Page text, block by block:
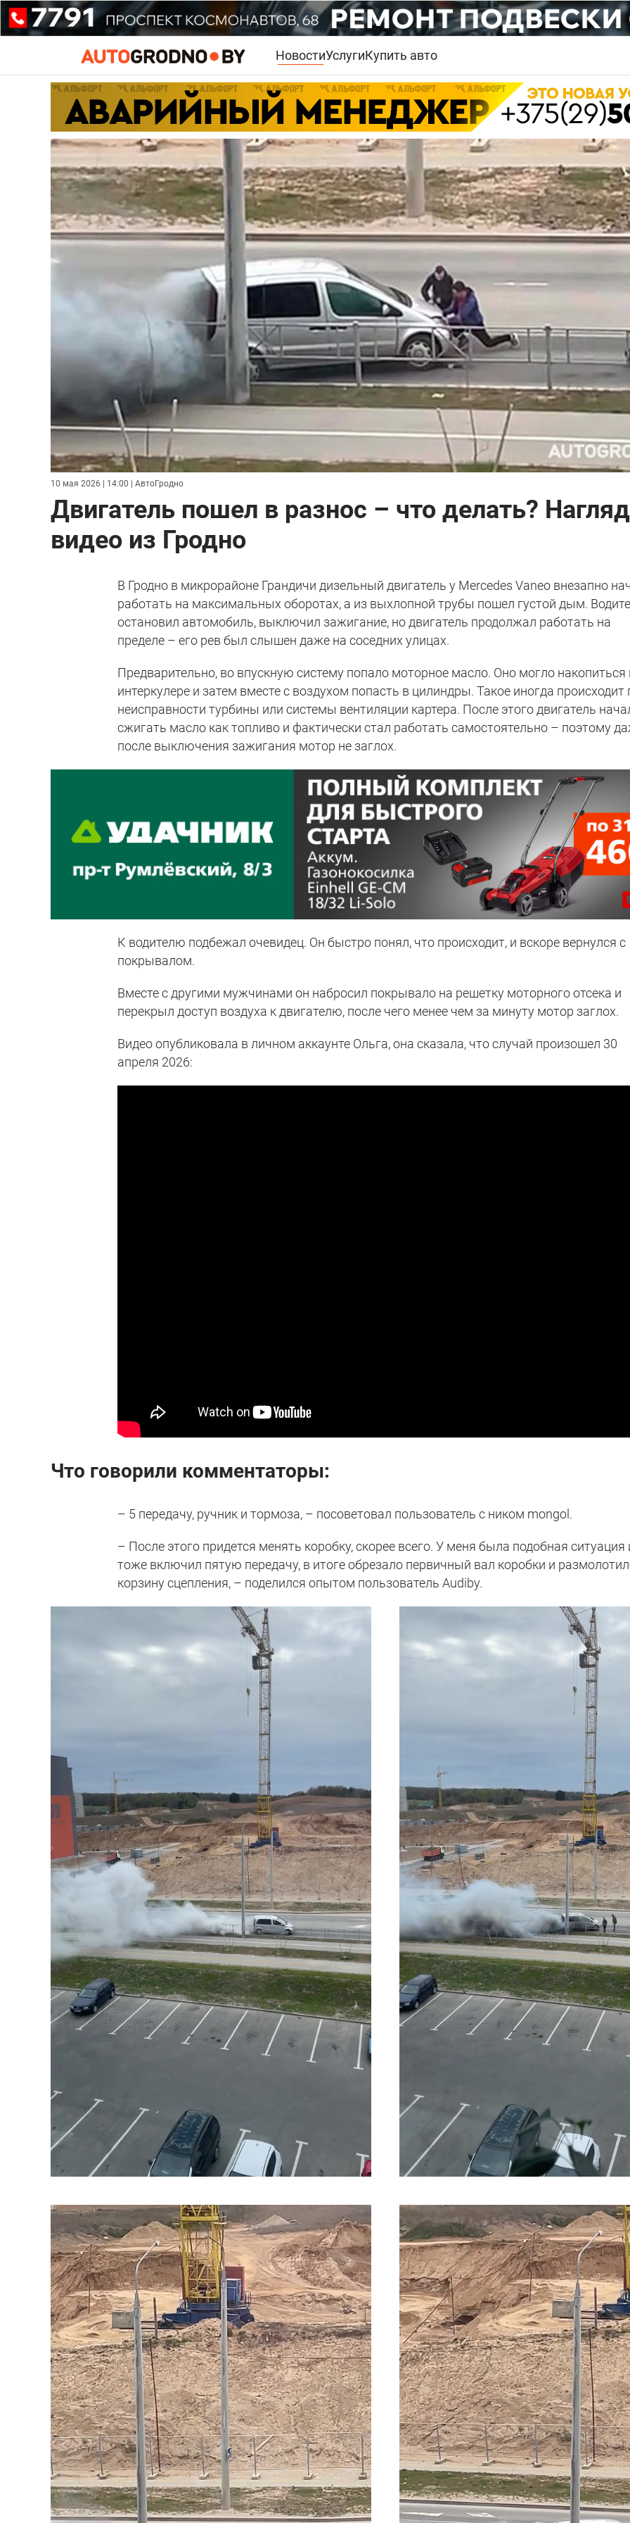
НовостиУслугиКупить авто
10 мая 2026 | 14:00 | АвтоГродно
Двигатель пошел в разнос – что делать?
видео из Гродно
В Гродно в микрорайоне Грандичи дизельный двигатель у Mercedes Vaneo внезапно
работать на максимальных оборотах, а из выхлопной трубы пошел густой дым.
остановил автомобиль, выключил зажигание, но двигатель продолжал работать на
пределе – его рев был слышен даже на соседних улицах.
Предварительно, во впускную систему попало моторное масло. Оно могло накопиться
интеркулере и затем вместе с воздухом попасть в цилиндры. Такое иногда происходит
неисправности турбины или системы вентиляции картера. После этого двигатель
сжигать масло как топливо и фактически стал работать самостоятельно – поэтому
после выключения зажигания мотор не заглох.
К водителю подбежал очевидец. Он быстро понял, что происходит, и вскоре вернулся с
покрывалом.
Вместе с другими мужчинами он набросил покрывало на решетку моторного отсека и
перекрыл доступ воздуха к двигателю, после чего менее чем за минуту мотор заглох.
Видео опубликовала в личном аккаунте Ольга, она сказала, что случай произошел 30
апреля 2026:
Что говорили комментаторы:
– 5 передачу, ручник и тормоза, – посоветовал пользователь с ником mongol.
– После этого придется менять коробку, скорее всего. У меня была подобная ситуация
тоже включил пятую передачу, в итоге обрезало первичный вал коробки и
корзину сцепления, – поделился опытом пользователь Audiby.